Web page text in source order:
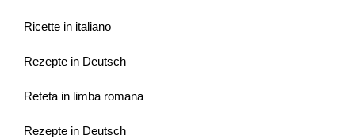
Ricette in italiano
Rezepte in Deutsch
Reteta in limba romana
Rezepte in Deutsch